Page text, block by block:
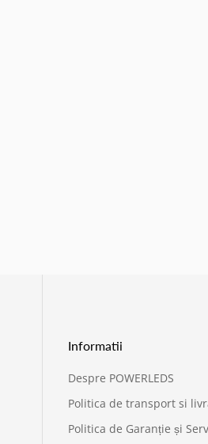
Informatii
Despre POWERLEDS
Politica de transport si
Politica de Garanție și